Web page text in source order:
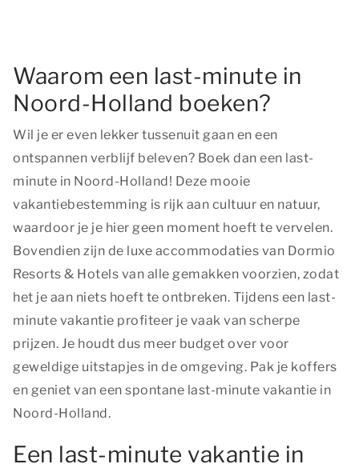
Waarom een last-minute in
Noord-Holland boeken?
Wil je er even lekker tussenuit gaan en een
ontspannen verblijf beleven? Boek dan een last-
minute in Noord-Holland! Deze mooie
vakantiebestemming is rijk aan cultuur en natuur,
waardoor je je hier geen moment hoeft te vervelen.
Bovendien zijn de luxe accommodaties van Dormio
Resorts & Hotels van alle gemakken voorzien, zodat
het je aan niets hoeft te ontbreken. Tijdens een last-
minute vakantie profiteer je vaak van scherpe
prijzen. Je houdt dus meer budget over voor
geweldige uitstapjes in de omgeving. Pak je koffers
en geniet van een spontane last-minute vakantie in
Noord-Holland.
Een last-minute vakantie in